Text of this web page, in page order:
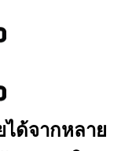
ได้จากหลาย